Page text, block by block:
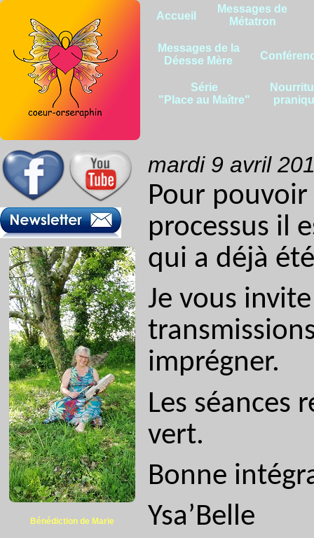
Bénédiction de Marie
Accueil
Messages de
Métatron
Messages de la
Déesse Mère
Série
"Place au Maître"
mardi 9 avril
Pour
processus il
qui a déjà
Je vous
imprégner.
Les séances
vert.
Bonne
Ysa’Belle